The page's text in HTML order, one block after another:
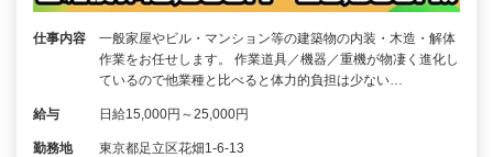
仕事内容
一般家屋やビル・マンション等の建築物の内装・木造・解体
作業をお任せします。 作業道具／機器／重機が物凄く進化し
ているので他業種と比べると体力的負担は少ない…
給与 日給15,000円～25,000円
勤務地 東京都足立区花畑1-6-13